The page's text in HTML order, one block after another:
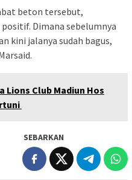
beton tersebut,
Dimana sebelumnya
kini jalanya sudah bagus,
Lions Club Madiun Hos
SEBARKAN